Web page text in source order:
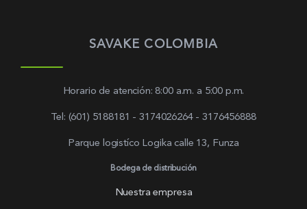
SAVAKE COLOMBIA
Horario de atención: 8:00 a.m. a 5:00 p.m.
Tel: (601) 5188181 - 3174026264 - 3176456888
Parque logistíco Logika calle 13, Funza
Bodega de distribución
Nuestra empresa